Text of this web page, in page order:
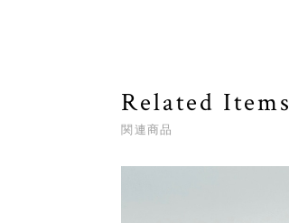
Related Items
関連商品